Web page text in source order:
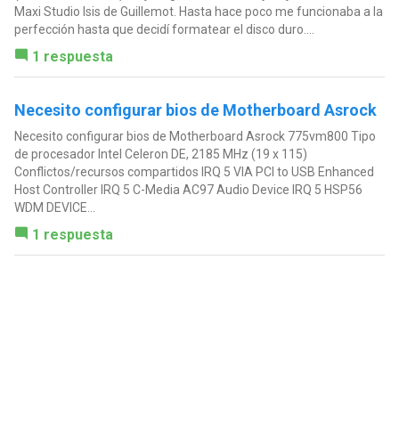
Maxi Studio Isis de Guillemot. Hasta hace poco me funcionaba a la
perfección hasta que decidí formatear el disco duro....
1 respuesta
Necesito configurar bios de Motherboard Asrock
Necesito configurar bios de Motherboard Asrock 775vm800 Tipo
de procesador Intel Celeron DE, 2185 MHz (19 x 115)
Conflictos/recursos compartidos IRQ 5 VIA PCI to USB Enhanced
Host Controller IRQ 5 C-Media AC97 Audio Device IRQ 5 HSP56
WDM DEVICE...
1 respuesta